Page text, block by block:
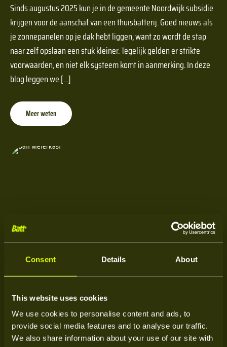
Consent Details About
This website uses cookies
We use cookies to personalise content and ads, to
provide social media features and to analyse our traffic.
We also share information about your use of our site with
Sinds augustus 2025 kun je in de gemeente Noordwijk subsidie
krijgen voor de aanschaf van een thuisbatterij. Goed nieuws als
je zonnepanelen op je dak hebt liggen, want zo wordt de stap
naar zelf opslaan een stuk kleiner. Tegelijk gelden er strikte
voorwaarden, en niet elk systeem komt in aanmerking. In deze
blog leggen we […]
Meer weten
Stroom handelen, Duurzaam 17-02-26
Wat is een LFP thuisbatterij?
Een LFP thuisbatterij slaat de energie op die je zonnepanelen